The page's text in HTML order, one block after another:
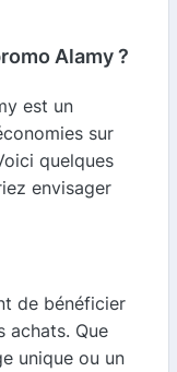
Alamy ?
est un
sur
quelques
envisager
de bénéficier
achats. Que
unique ou un